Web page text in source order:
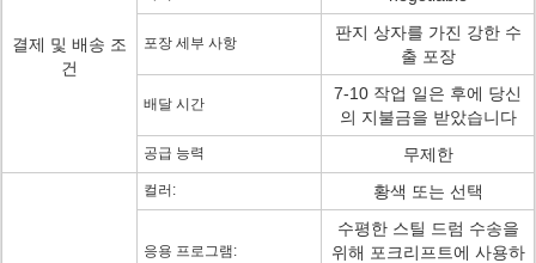
결제 및 배송 조
건
포장 세부 사항
판지 상자를 가진 강한 수
출 포장
배달 시간
7-10 작업 일은 후에 당신
의 지불금을 받았습니다
공급 능력 무제한
컬러: 황색 또는 선택
응용 프로그램:
수평한 스틸 드럼 수송을
위해 포크리프트에 사용하